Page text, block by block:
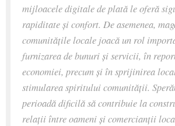
mijloacele digitale de plată le oferă
rapiditate și confort. De asemenea,
comunitățile locale joacă un rol
furnizarea de bunuri și servicii, în
economiei, precum și în sprijinirea
stimularea spiritului comunității.
perioadă dificilă să contribuie la
relații între oameni și comercianții